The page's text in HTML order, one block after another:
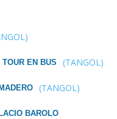
EN BUS (TANGOL)
(TANGOL)
BAROLO